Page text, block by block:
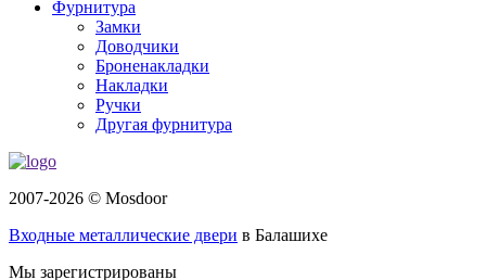
Фурнитура
Замки
Доводчики
Броненакладки
Накладки
Ручки
Другая фурнитура
2007-2026 © Mosdoor
Входные металлические двери в Балашихе
Мы зарегистрированы